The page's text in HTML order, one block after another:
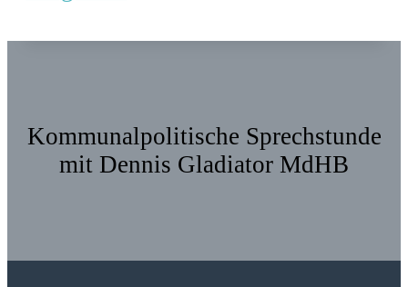
Kommunalpolitische Sprechstunde
mit Dennis Gladiator MdHB